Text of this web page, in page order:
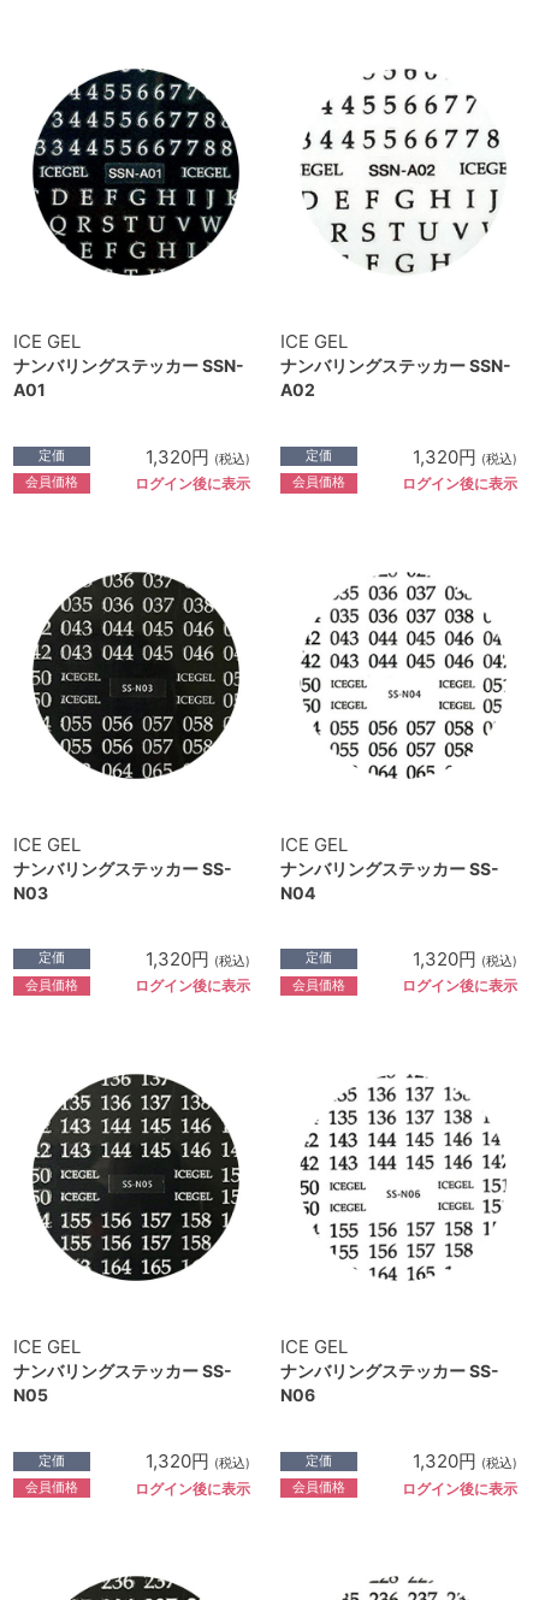
ICE GEL
ナンバリングステッカー SSN-
A01
定価 1,320円 (税込)
会員価格 ログイン後に表示
ICE GEL
ナンバリングステッカー SSN-
A02
定価 1,320円 (税込)
会員価格 ログイン後に表示
ICE GEL
ナンバリングステッカー SS-
N03
定価 1,320円 (税込)
会員価格 ログイン後に表示
ICE GEL
ナンバリングステッカー SS-
N04
定価 1,320円 (税込)
会員価格 ログイン後に表示
ICE GEL
ナンバリングステッカー SS-
N05
定価 1,320円 (税込)
会員価格 ログイン後に表示
ICE GEL
ナンバリングステッカー SS-
N06
定価 1,320円 (税込)
会員価格 ログイン後に表示